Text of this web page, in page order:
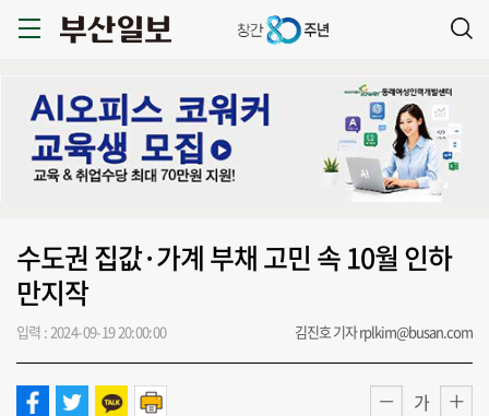
수도권 집값·가계 부채 고민 속 10월 인하
만지작
입력 : 2024-09-19 20:00:00 김진호 기자 rplkim@busan.com
가